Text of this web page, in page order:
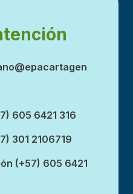
605 6421 316
301 2106719
(+57) 605 6421